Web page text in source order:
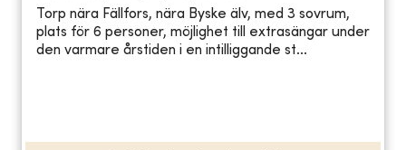
Torp nära Fällfors, nära Byske älv, med 3 sovrum,
plats för 6 personer, möjlighet till extrasängar under
den varmare årstiden i en intilliggande st...